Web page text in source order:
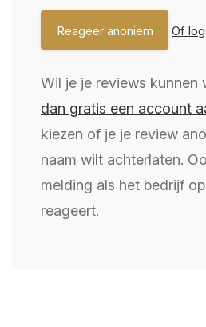
Of
Wil je je reviews kunnen
dan gratis een account
kiezen of je je review
naam wilt achterlaten.
melding als het bedrijf
reageert.